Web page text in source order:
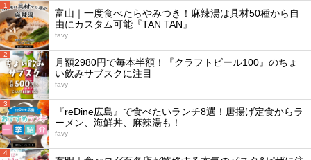
1
富山｜一度食べたらやみつき！麻辣湯は具材50種から自
由にカスタム可能『TAN TAN』
favy
2
月額2980円で毎本半額！『クラフトビール100』のちょ
い飲みサブスクに注目
favy
3
『reDine広島』で食べたいランチ8選！唐揚げ定食からラ
ーメン、海鮮丼、麻辣湯も！
favy
4